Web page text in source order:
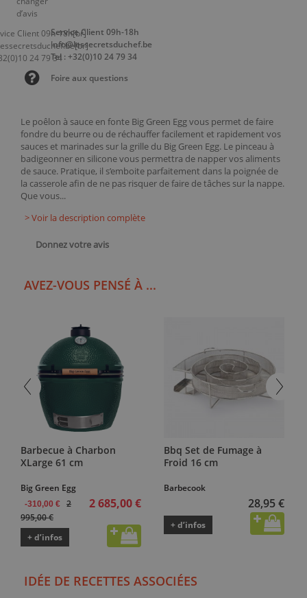
Le poêlon à sauce en fonte Big Green Egg vous permet de faire
fondre du beurre ou de réchauffer facilement et rapidement vos
sauces et marinades sur la grille du Big Green Egg. Le pinceau à
badigeonner en silicone vous permettra de napper vos aliments
de sauce. Pratique, il s’emboite parfaitement dans la poignée de
la casserole afin de ne pas risquer de faire de tâches sur la nappe.
Que vous...
> Voir la description complète
Donnez votre avis
Service Client 09h-18h
info@lessecretsduchef.be
Tel : +32(0)10 24 79 34
Foire aux questions
AVEZ-VOUS PENSÉ À ...
Barbecue à Charbon
XLarge 61 cm
Big Green Egg
-310,00 €
2
995,00 €
2 685,00 €
+ d’infos
Bbq Set de Fumage à
Froid 16 cm
Barbecook
28,95 €
+ d’infos
IDÉE DE RECETTES ASSOCIÉES